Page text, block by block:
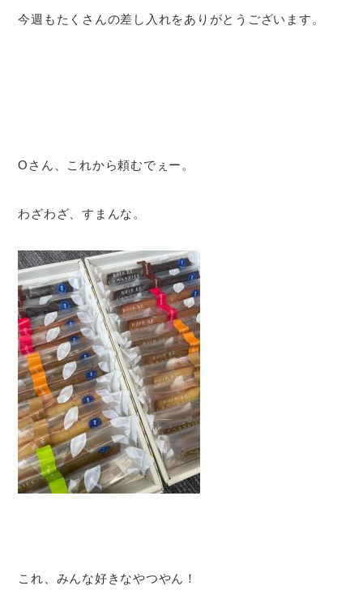
今週もたくさんの差し入れをありがとうございます。
Oさん、これから頼むでぇー。
わざわざ、すまんな。
これ、みんな好きなやつやん！